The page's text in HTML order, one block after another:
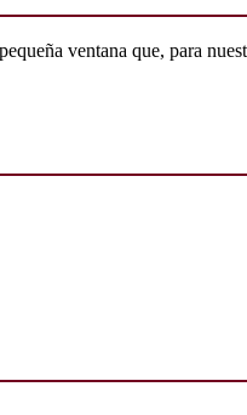
ventana que, para